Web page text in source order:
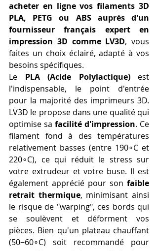
acheter en ligne vos filaments 3D
PLA, PETG ou ABS auprès d'un
fournisseur français expert en
impression 3D comme LV3D, vous
faites un choix éclairé, adapté à vos
besoins spécifiques.
Le PLA (Acide Polylactique) est
l'indispensable, le point d'entrée
pour la majorité des imprimeurs 3D.
LV3D le propose dans une qualité qui
optimise sa facilité d'impression. Ce
filament fond à des températures
relativement basses (entre 190∘C et
220∘C), ce qui réduit le stress sur
votre extrudeur et votre buse. Il est
également apprécié pour son faible
retrait thermique, minimisant ainsi
le risque de "warping", ces bords qui
se soulèvent et déforment vos
pièces. Bien qu'un plateau chauffant
(50−60∘C) soit recommandé pour